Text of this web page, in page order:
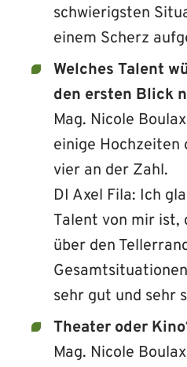
schwierigsten
einem Scherz
Welches Talent
den ersten Blick
Mag. Nicole
einige
vier an der Zahl.
DI Axel Fila: Ich
Talent von mir ist,
über den
sehr gut und sehr
Theater oder
Mag. Nicole